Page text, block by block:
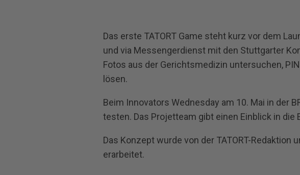
Das erste TATORT Game steht kurz vor dem
und via Messengerdienst mit den Stuttgarter
Fotos aus der Gerichtsmedizin untersuchen,
lösen.
Beim Innovators Wednesday am 10. Mai in der
testen. Das Projetteam gibt einen Einblick in die
Das Konzept wurde von der TATORT-
erarbeitet.